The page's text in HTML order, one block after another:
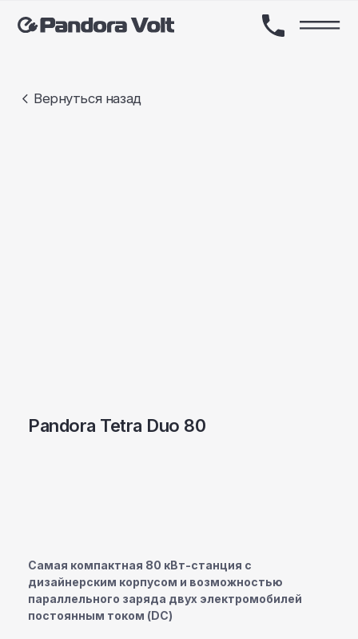
Pandora Tetra Duo 80
Самая компактная 80 кВт-станция с
дизайнерским корпусом и возможностью
параллельного заряда двух электромобилей
постоянным током (DC)